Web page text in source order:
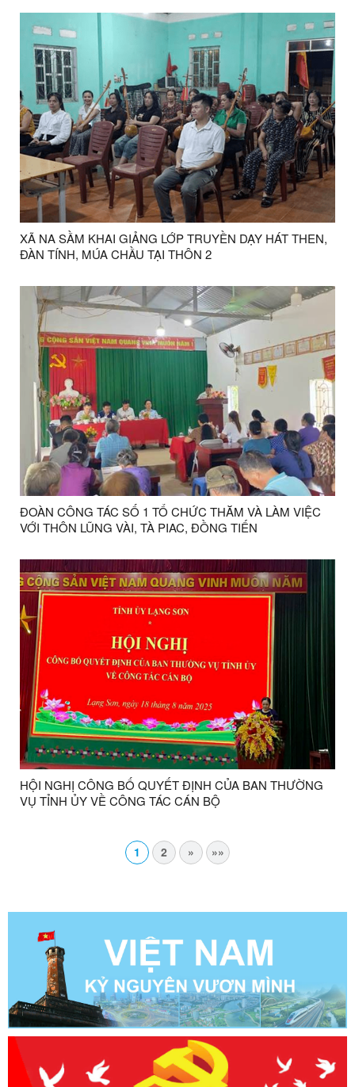
XÃ NA SẦM KHAI GIẢNG LỚP TRUYỀN DẠY HÁT THEN,
ĐÀN TÍNH, MÚA CHẦU TẠI THÔN 2
ĐOÀN CÔNG TÁC SỐ 1 TỔ CHỨC THĂM VÀ LÀM VIỆC
VỚI THÔN LŨNG VÀI, TÀ PIAC, ĐỒNG TIẾN
HỘI NGHỊ CÔNG BỐ QUYẾT ĐỊNH CỦA BAN THƯỜNG
VỤ TỈNH ỦY VỀ CÔNG TÁC CÁN BỘ
1 2 » »»